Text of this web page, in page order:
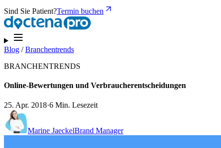
Sind Sie Patient?Termin buchen
Blog /Branchentrends
BRANCHENTRENDS
Online-Bewertungen und Verbraucherentscheidungen
25. Apr. 2018·6 Min. Lesezeit
Marine JaeckelBrand Manager